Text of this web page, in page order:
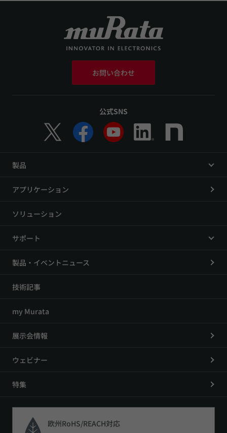
お問い合わせ
公式SNS
製品
アプリケーション
ソリューション
サポート
製品・イベントニュース
技術記事
my Murata
展示会情報
ウェビナー
特集
欧州RoHS/REACH対応